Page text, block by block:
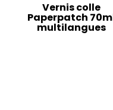
Vernis colle
Paperpatch
multilangues